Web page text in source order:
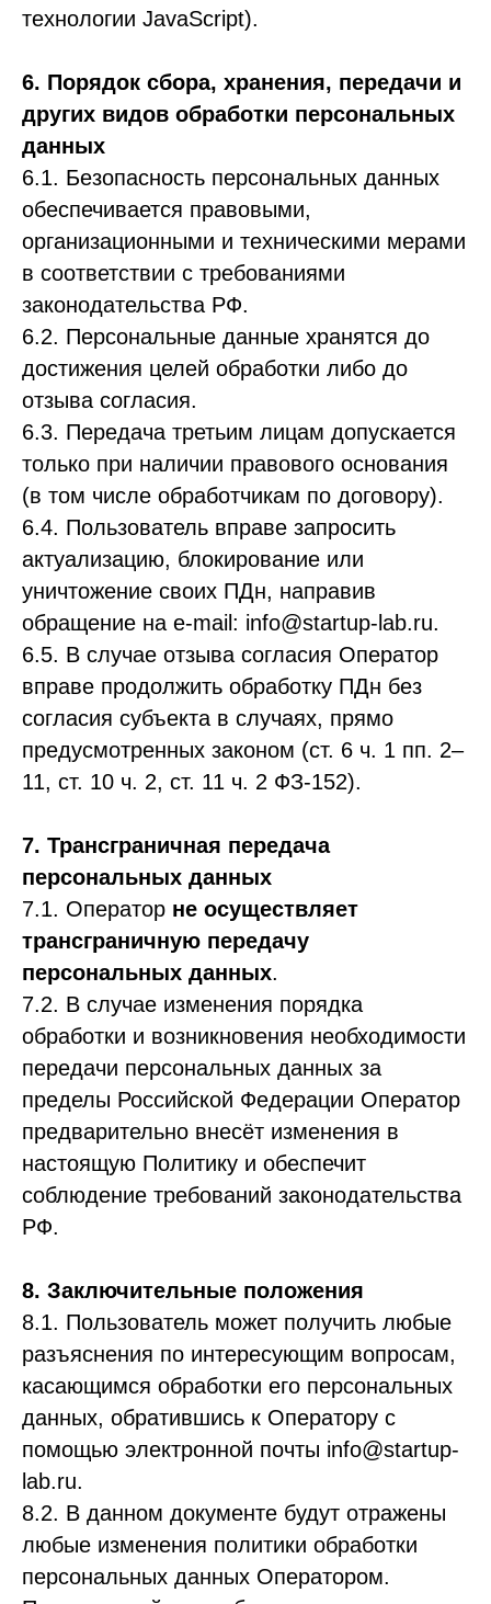
технологии JavaScript).
6. Порядок сбора, хранения, передачи и
других видов обработки персональных
данных
6.1. Безопасность персональных данных
обеспечивается правовыми,
организационными и техническими мерами
в соответствии с требованиями
законодательства РФ.
6.2. Персональные данные хранятся до
достижения целей обработки либо до
отзыва согласия.
6.3. Передача третьим лицам допускается
только при наличии правового основания
(в том числе обработчикам по договору).
6.4. Пользователь вправе запросить
актуализацию, блокирование или
уничтожение своих ПДн, направив
обращение на e-mail: info@startup-lab.ru.
6.5. В случае отзыва согласия Оператор
вправе продолжить обработку ПДн без
согласия субъекта в случаях, прямо
предусмотренных законом (ст. 6 ч. 1 пп. 2–
11, ст. 10 ч. 2, ст. 11 ч. 2 ФЗ-152).
7. Трансграничная передача
персональных данных
7.1. Оператор не осуществляет
трансграничную передачу
персональных данных.
7.2. В случае изменения порядка
обработки и возникновения необходимости
передачи персональных данных за
пределы Российской Федерации Оператор
предварительно внесёт изменения в
настоящую Политику и обеспечит
соблюдение требований законодательства
РФ.
8. Заключительные положения
8.1. Пользователь может получить любые
разъяснения по интересующим вопросам,
касающимся обработки его персональных
данных, обратившись к Оператору с
помощью электронной почты info@startup-
lab.ru.
8.2. В данном документе будут отражены
любые изменения политики обработки
персональных данных Оператором.